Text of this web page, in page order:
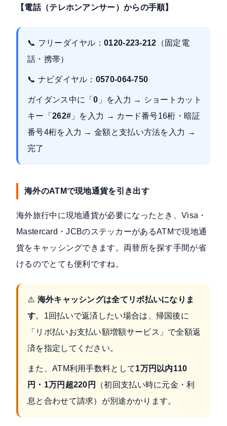
【電話（テレホンアンサー）からの手順】
📞 フリーダイヤル：0120-223-212 （固定電
話・携帯）
📞 ナビダイヤル： 0570-064-750
ガイダンス中に「0 」を入力 → ショートカット
キー「 262# 」を入力 → カード番号16桁・暗証
番号4桁を入力 → 金額と支払い方法を入力 →
完了
海外のATMで現地通貨を引き出す
海外旅行中に現地通貨が必要になったとき、Visa・
Mastercard・JCBのステッカーがあるATMで現地通
貨をキャッシングできます。両替所を探す手間が省
けるのでとても便利ですね。
⚠️ 海外キャッシングは全てリボ払いになりま
す。1回払いで返済したい場合は、帰国後に
「リボ払いお支払い額増額サービス」で全額返
済を指定してください。
また、ATM利用手数料として1万円以内110
円・1万円超220円
（初回支払い時に元金・利
息と合わせて請求）が別途かかります。